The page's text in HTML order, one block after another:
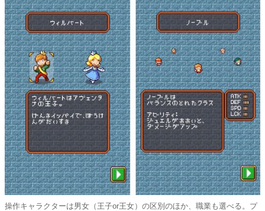
操作キャラクターは男女（王子or王女）の区別のほか、職業も選べる。プ